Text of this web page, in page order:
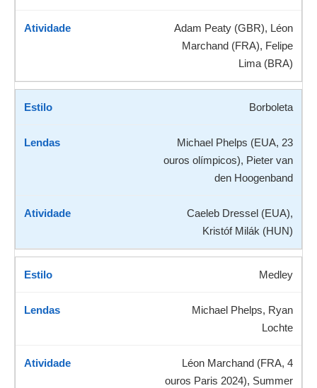
Adam Peaty (GBR), Léon
Marchand (FRA), Felipe
Lima (BRA)
Borboleta
Michael Phelps (EUA, 23
ouros olímpicos), Pieter van
den Hoogenband
Caeleb Dressel (EUA),
Kristóf Milák (HUN)
Medley
Michael Phelps, Ryan
Lochte
Léon Marchand (FRA, 4
ouros Paris 2024), Summer